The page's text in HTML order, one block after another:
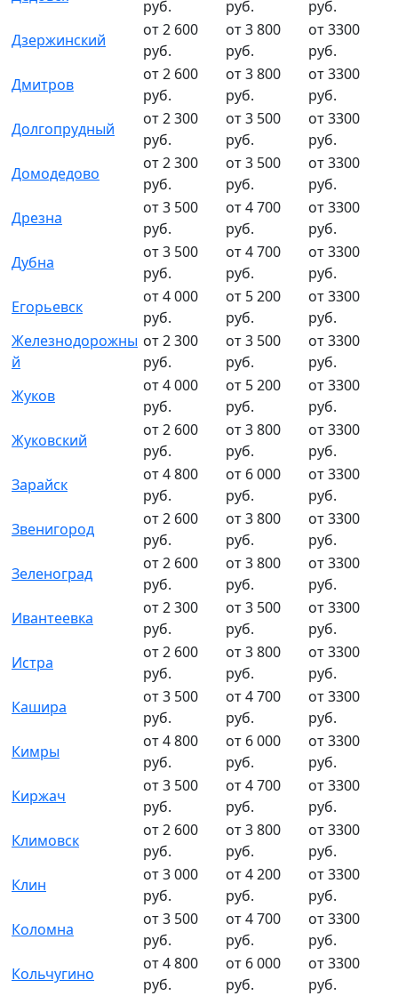
руб. руб.
руб.
Дзержинский
от 2 600
руб.
от 3 800
руб.
от 3300
руб.
Дмитров
от 2 600
руб.
от 3 800
руб.
от 3300
руб.
Долгопрудный
от 2 300
руб.
от 3 500
руб.
от 3300
руб.
Домодедово
от 2 300
руб.
от 3 500
руб.
от 3300
руб.
Дрезна
от 3 500
руб.
от 4 700
руб.
от 3300
руб.
Дубна
от 3 500
руб.
от 4 700
руб.
от 3300
руб.
Егорьевск
от 4 000
руб.
от 5 200
руб.
от 3300
руб.
Железнодорожны
й
от 2 300
руб.
от 3 500
руб.
от 3300
руб.
Жуков
от 4 000
руб.
от 5 200
руб.
от 3300
руб.
Жуковский
от 2 600
руб.
от 3 800
руб.
от 3300
руб.
Зарайск
от 4 800
руб.
от 6 000
руб.
от 3300
руб.
Звенигород
от 2 600
руб.
от 3 800
руб.
от 3300
руб.
Зеленоград
от 2 600
руб.
от 3 800
руб.
от 3300
руб.
Ивантеевка
от 2 300
руб.
от 3 500
руб.
от 3300
руб.
Истра
от 2 600
руб.
от 3 800
руб.
от 3300
руб.
Кашира
от 3 500
руб.
от 4 700
руб.
от 3300
руб.
Кимры
от 4 800
руб.
от 6 000
руб.
от 3300
руб.
Киржач
от 3 500
руб.
от 4 700
руб.
от 3300
руб.
Климовск
от 2 600
руб.
от 3 800
руб.
от 3300
руб.
Клин
от 3 000
руб.
от 4 200
руб.
от 3300
руб.
Коломна
от 3 500
руб.
от 4 700
руб.
от 3300
руб.
Кольчугино
от 4 800
руб.
от 6 000
руб.
от 3300
руб.